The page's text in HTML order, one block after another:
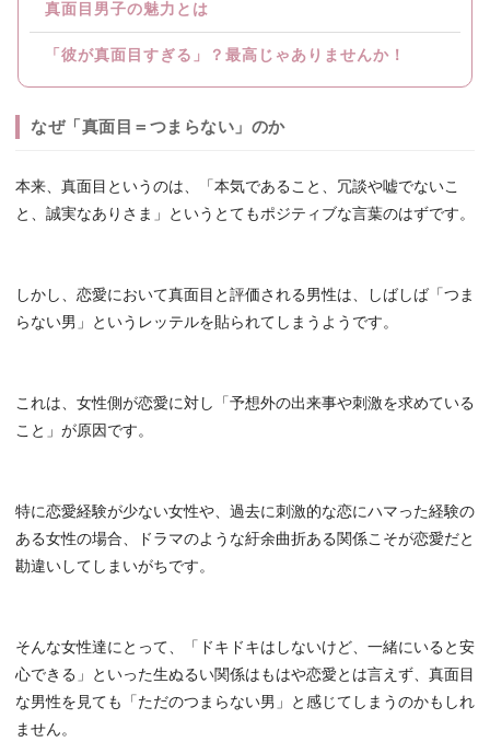
真面目男子の魅力とは
「彼が真面目すぎる」？最高じゃありませんか！
なぜ「真面目＝つまらない」のか
本来、真面目というのは、「本気であること、冗談や嘘でないこ
と、誠実なありさま」というとてもポジティブな言葉のはずです。
しかし、恋愛において真面目と評価される男性は、しばしば「つま
らない男」というレッテルを貼られてしまうようです。
これは、女性側が恋愛に対し「予想外の出来事や刺激を求めている
こと」が原因です。
特に恋愛経験が少ない女性や、過去に刺激的な恋にハマった経験の
ある女性の場合、ドラマのような紆余曲折ある関係こそが恋愛だと
勘違いしてしまいがちです。
そんな女性達にとって、「ドキドキはしないけど、一緒にいると安
心できる」といった生ぬるい関係はもはや恋愛とは言えず、真面目
な男性を見ても「ただのつまらない男」と感じてしまうのかもしれ
ません。